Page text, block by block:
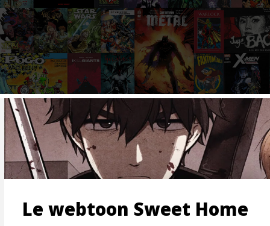
Le webtoon Sweet Home